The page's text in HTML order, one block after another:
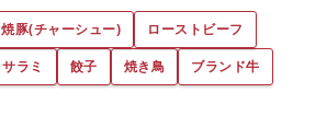
焼豚(チャーシュー)
ローストビーフ
サラミ 餃子 焼き鳥
ブランド牛